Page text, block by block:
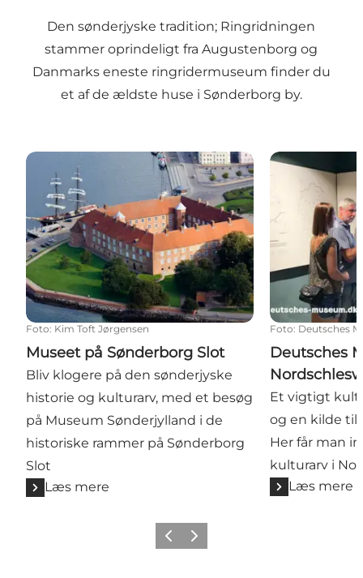
Den sønderjyske tradition; Ringridningen
stammer oprindeligt fra Augustenborg og
Danmarks eneste ringridermuseum finder du
et af de ældste huse i Sønderborg by.
Museet på Sønderborg Slot
Foto: Kim Toft Jørgensen
Museet på Sønderborg Slot
Bliv klogere på den sønderjyske
historie og kulturarv, med et besøg
på Museum Sønderjylland i de
historiske rammer på Sønderborg
Slot
Læs mere
Deutsches
Foto: Deutsches
Deutsches
Et vigtigt
og en kilde til
Her får man
kulturarv i
Læs mere
ForrigeNæste